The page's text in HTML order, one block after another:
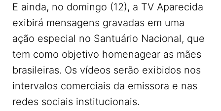
E ainda, no domingo (12), a TV Aparecida
exibirá mensagens gravadas em uma
ação especial no Santuário Nacional, que
tem como objetivo homenagear as mães
brasileiras. Os vídeos serão exibidos nos
intervalos comerciais da emissora e nas
redes sociais institucionais.